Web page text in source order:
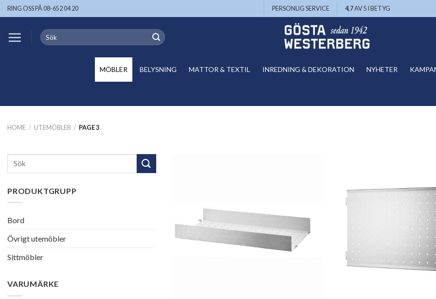
Skip
to
RING OSS PÅ 08-652 04 20 PERSONLIG SERVICE 4,7AV 5 I BETYG
Search
for:
MÖBLER BELYSNING MATTOR & TEXTIL INREDNING & DEKORATION NYHETER
HOME / UTEMÖBLER / PAGE 3
Search
PRODUKTGRUPP
Bord
Övrigt utemöbler
Sittmöbler
VARUMÄRKE